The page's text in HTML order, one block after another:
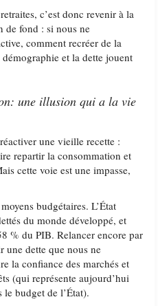
c’est donc revenir à la
de fond : si nous ne
comment recréer de la
et la dette jouent
une illusion qui a la vie
une vieille recette :
repartir la consommation et
cette voie est une impasse,
budgétaires. L’État
du monde développé, et
% du PIB. Relancer encore par
une dette que nous ne
la confiance des marchés et
(qui représente aujourd’hui
budget de l’État).